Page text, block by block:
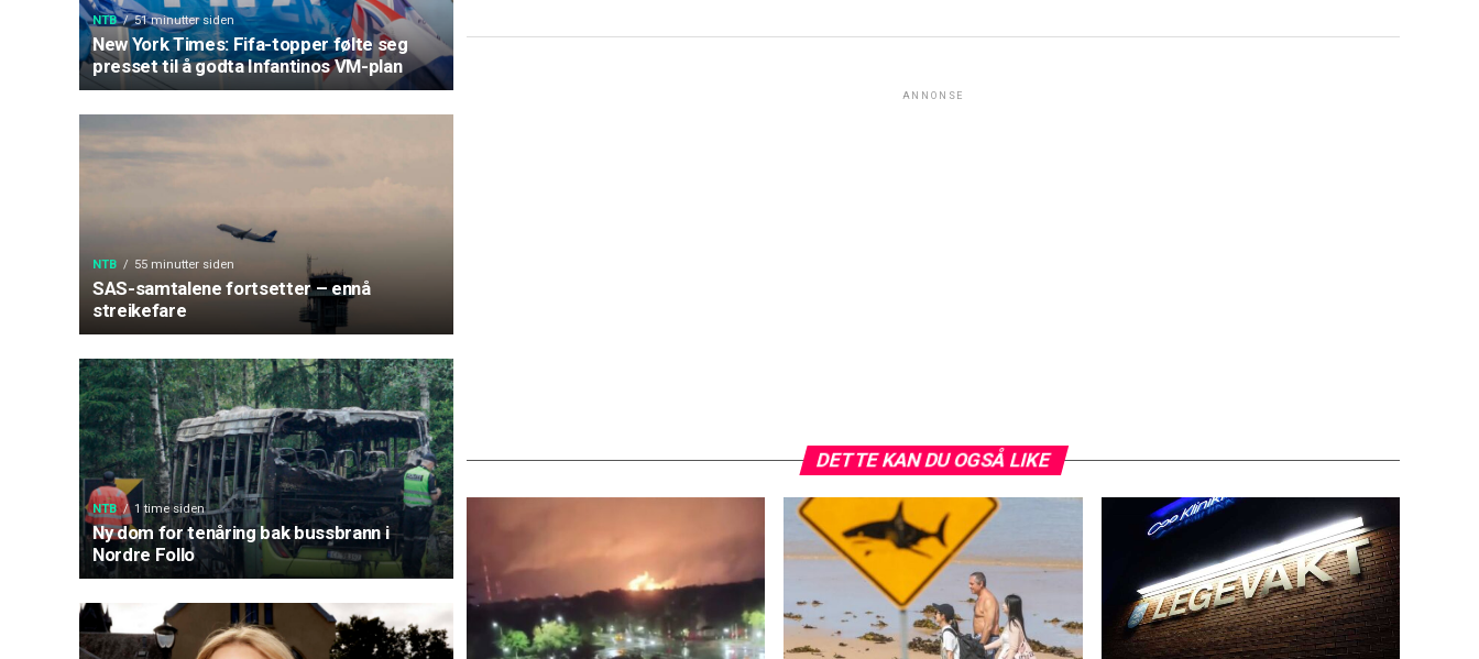
NTB 51 minutter siden
New York Times: Fifa-topper følte seg
presset til å godta Infantinos VM-plan
NTB 55 minutter siden
SAS-samtalene fortsetter – ennå
streikefare
NTB 1 time siden
Ny dom for tenåring bak bussbrann i
Nordre Follo
ANNONSE
DETTE KAN DU OGSÅ LIKE